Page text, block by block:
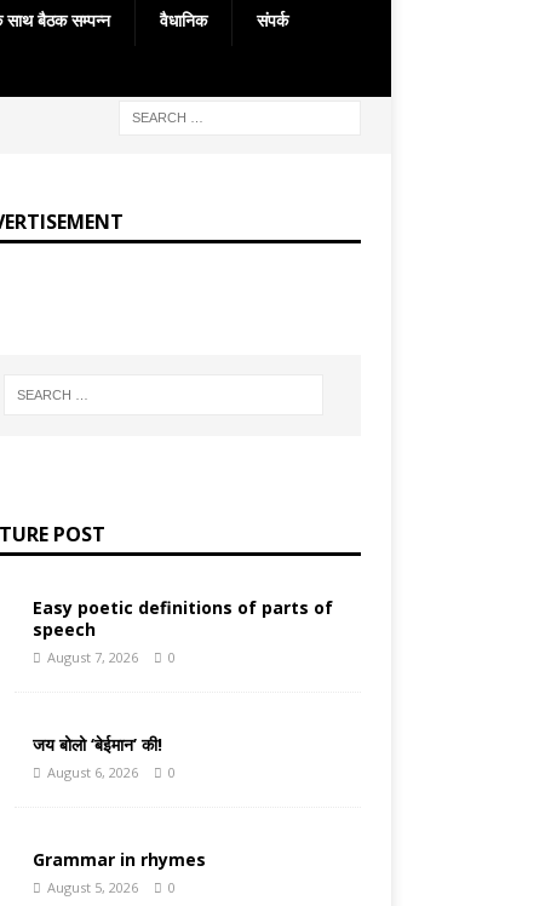
साथ बैठक सम्पन्न वैधानिक संपर्क
POST
Easy poetic definitions of parts of
speech
August 7, 2026 0
जय बोलो ‘बेईमान’ की!
August 6, 2026 0
Grammar in rhymes
August 5, 2026 0